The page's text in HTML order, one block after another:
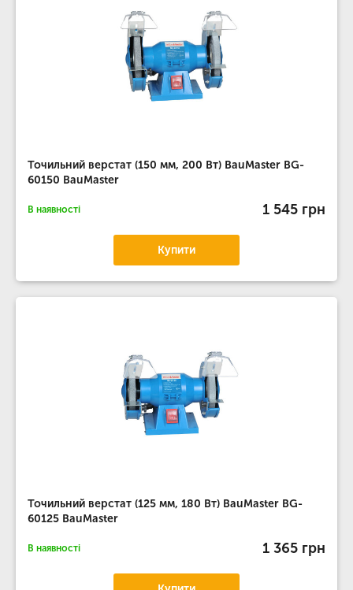
Точильний верстат (150 мм, 200 Вт) BauMaster BG-
60150 BauMaster
В наявності 1 545 грн
Купити
Точильний верстат (125 мм, 180 Вт) BauMaster BG-
60125 BauMaster
В наявності 1 365 грн